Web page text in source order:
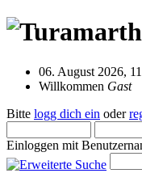
06. August 2026,
Willkommen Gast
Bitte logg dich ein oder
Einloggen mit